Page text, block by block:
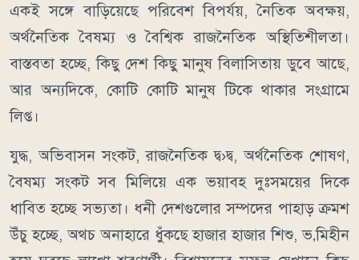
একই সঙ্গে বাড়িয়েছে পরিবেশ বিপর্যয়, নৈতিক অবক্ষয়,
অর্থনৈতিক বৈষম্য ও বৈশ্বিক রাজনৈতিক অস্থিতিশীলতা।
বাস্তবতা হচ্ছে, কিছু দেশ কিছু মানুষ বিলাসিতায় ডুবে আছে,
আর অন্যদিকে, কোটি কোটি মানুষ টিকে থাকার সংগ্রামে
লিপ্ত।
যুদ্ধ, অভিবাসন সংকট, রাজনৈতিক দ্ব›দ্ব, অর্থনৈতিক শোষণ,
বৈষম্য সংকট সব মিলিয়ে এক ভয়াবহ দুঃসময়ের দিকে
ধাবিত হচ্ছে সভ্যতা। ধনী দেশগুলোর সম্পদের পাহাড় ক্রমশ
উঁচু হচ্ছে, অথচ অনাহারে ধুঁকছে হাজার হাজার শিশু, ভ‚মিহীন